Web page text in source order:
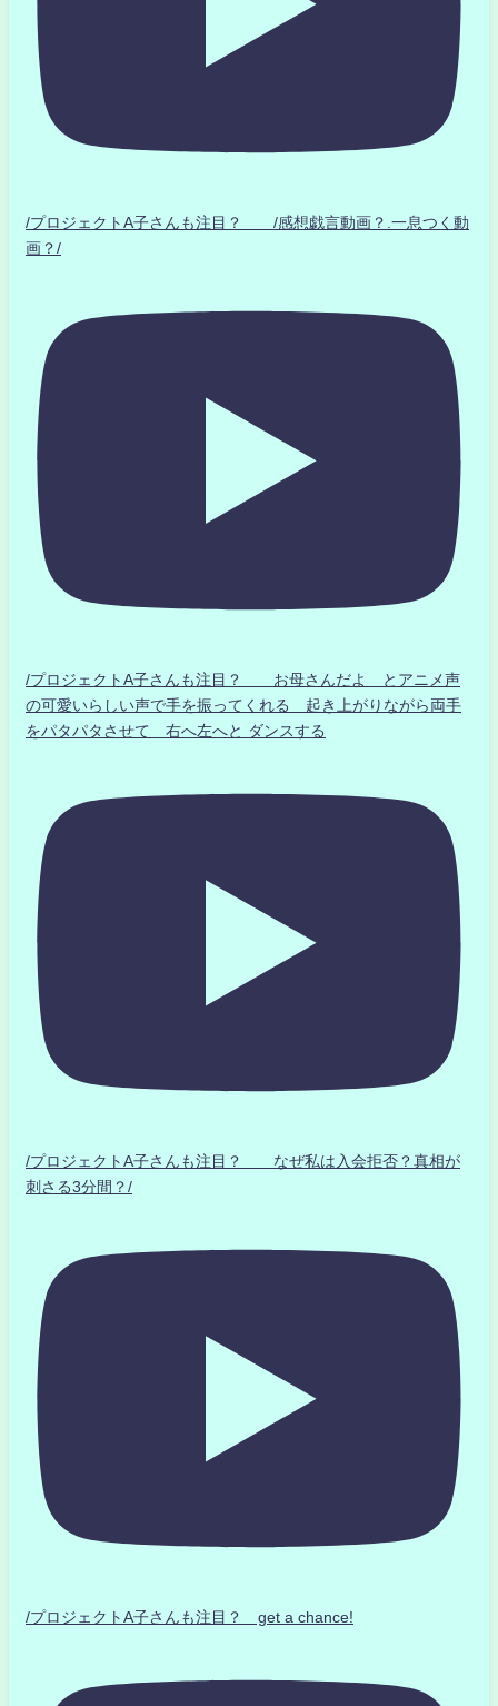
/プロジェクトA子さんも注目？ /感想戯言動画？.一息つく動
画？/
/プロジェクトA子さんも注目？ お母さんだよ とアニメ声
の可愛いらしい声で手を振ってくれる 起き上がりながら両手
をパタパタさせて 右へ左へと ダンスする
/プロジェクトA子さんも注目？ なぜ私は入会拒否？真相が
刺さる3分間？/
/プロジェクトA子さんも注目？ get a chance!